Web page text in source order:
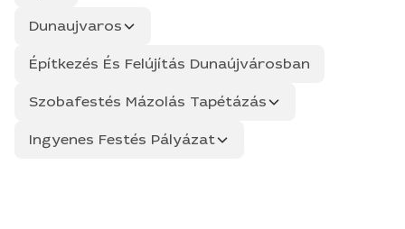
Dunaujvaros
Építkezés És Felújítás Dunaújvárosban
Szobafestés Mázolás Tapétázás
Ingyenes Festés Pályázat